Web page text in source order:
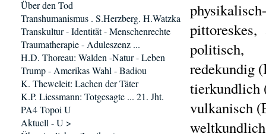
pittoreskes,
politisch,
redekundig
tierkundlich
vulkanisch
Über den Tod
Transhumanismus . S.Herzberg. H.Watzka
Transkultur - Identität - Menschenrechte
Traumatherapie - Aduleszenz ...
H.D. Thoreau: Walden -Natur - Leben
Trump - Amerikas Wahl - Badiou
K. Theweleit: Lachen der Täter
K.P. Liessmann: Totgesagte ... 21. Jht.
PA4 Topoi U
Aktuell - U >